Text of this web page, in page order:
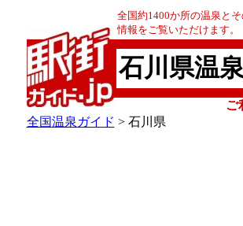
全国約1400か所の温泉と
情報をご覧いただけます。
石川県温
ご
全国温泉ガイド > 石川県